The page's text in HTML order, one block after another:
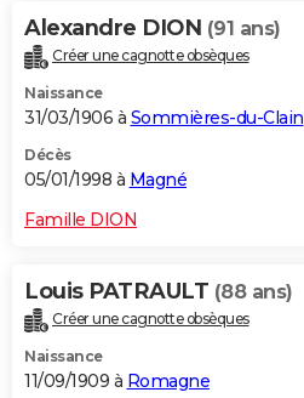
Alexandre DION (91 ans)
Créer une cagnotte obsèques
Naissance
31/03/1906 à Sommières-du-Clain
Décès
05/01/1998 à Magné
Famille DION
Louis PATRAULT (88 ans)
Créer une cagnotte obsèques
Naissance
11/09/1909 à Romagne